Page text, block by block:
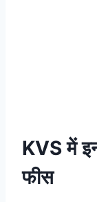
KVS में
फीस